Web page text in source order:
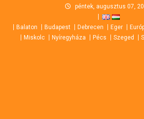
content
péntek, augusztus 07,
Balaton Budapest Debrecen Eger
Miskolc
Nyíregyháza Pécs Szeged